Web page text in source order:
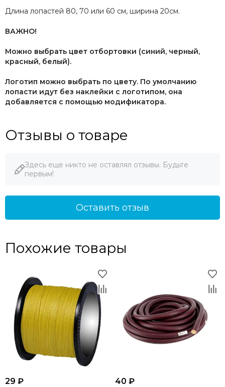
Длина лопастей 80, 70 или 60 см, ширина 20см.
ВАЖНО!
Можно выбрать цвет отбортовки (синий, черный,
красный, белый).
Логотип можно выбрать по цвету. По умолчанию
лопасти идут без наклейки с логотипом, она
добавляется с помощью модификатора.
Отзывы о товаре
Здесь еще никто не оставлял отзывы. Будьте
первым!
Оставить отзыв
Похожие товары
29 ₽ 40 ₽